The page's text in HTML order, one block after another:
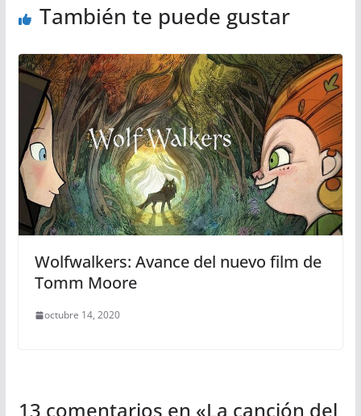
También te puede gustar
Wolfwalkers: Avance del nuevo film de
Tomm Moore
octubre 14, 2020
13 comentarios en «La canción del